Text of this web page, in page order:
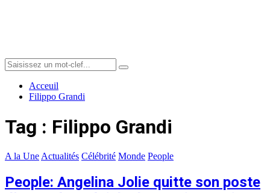
Search
for:
Search
Acceuil
Filippo Grandi
Tag : Filippo Grandi
A la Une Actualités Célébrité Monde People
People: Angelina Jolie quitte son poste